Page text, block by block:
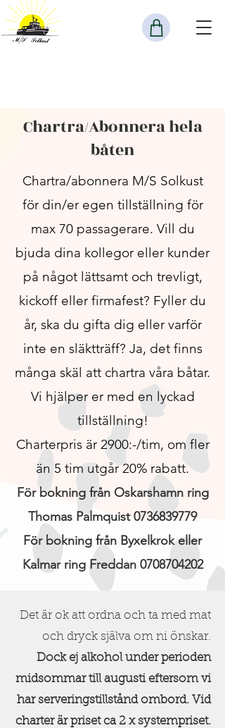
Chartra/Abonnera hela
båten
Chartra/abonnera M/S Solkust
för din/er egen tillställning för
max 70 passagerare. Vill du
bjuda dina kollegor eller kunder
på något lättsamt och trevligt,
kickoff eller firmafest? Fyller du
år, ska du gifta dig eller varför
inte en släktträff? Ja, det finns
många skäl att chartra våra båtar.
Vi hjälper er med en lyckad
tillställning!
Charterpris är 2900:-/tim, om fler
än 5 tim utgår 20% rabatt.
För bokning från Oskarshamn ring
Thomas Palmquist0736839779
För bokning från Byxelkrok eller
Kalmar ring Freddan 0708704202
Det är ok att ordna och ta med mat
och dryck själva om ni önskar.
Dock ej alkohol under perioden
midsommar till augusti eftersom vi
har serveringstillstånd ombord. Vid
charter är priset ca 2 x systempriset.